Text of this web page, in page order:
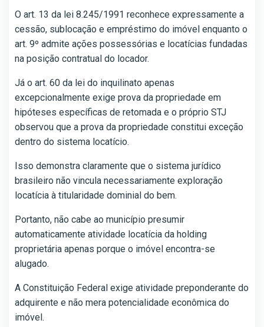
O art. 13 da lei 8.245/1991 reconhece expressamente a
cessão, sublocação e empréstimo do imóvel enquanto o
art. 9º admite ações possessórias e locatícias fundadas
na posição contratual do locador.
Já o art. 60 da lei do inquilinato apenas
excepcionalmente exige prova da propriedade em
hipóteses específicas de retomada e o próprio STJ
observou que a prova da propriedade constitui exceção
dentro do sistema locatício.
Isso demonstra claramente que o sistema jurídico
brasileiro não vincula necessariamente exploração
locatícia à titularidade dominial do bem.
Portanto, não cabe ao município presumir
automaticamente atividade locatícia da holding
proprietária apenas porque o imóvel encontra-se
alugado.
A Constituição Federal exige atividade preponderante do
adquirente e não mera potencialidade econômica do
imóvel.